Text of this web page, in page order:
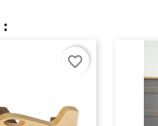
:
favorite_border